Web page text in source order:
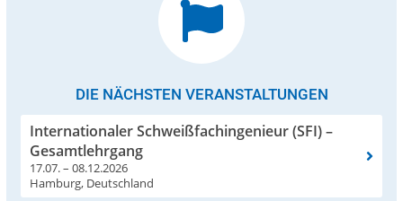
DIE NÄCHSTEN VERANSTALTUNGEN
Internationaler Schweißfachingenieur (SFI) –
Gesamtlehrgang
17.07. – 08.12.2026
Hamburg, Deutschland